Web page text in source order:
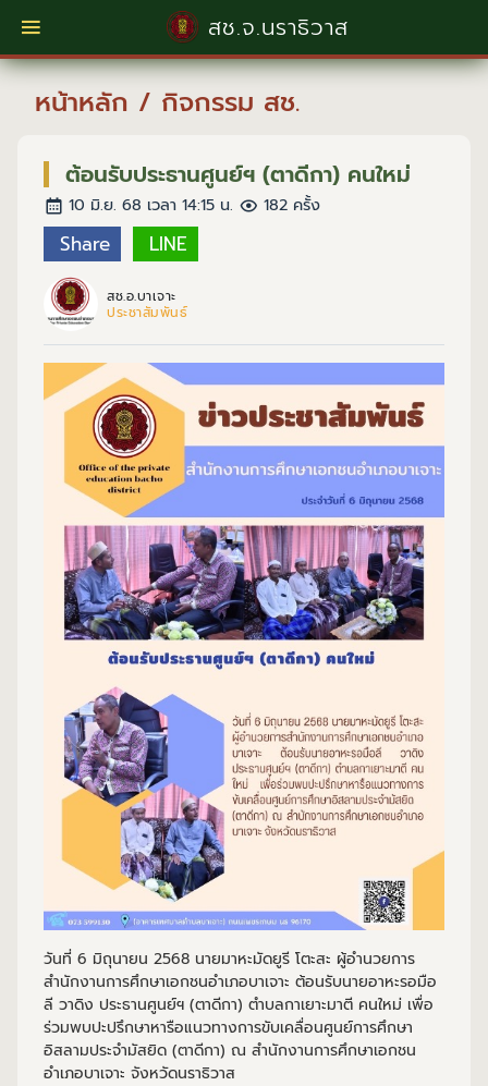
สช.จ.นราธิวาส
หน้าหลัก / กิจกรรม สช.
ต้อนรับประธานศูนย์ฯ (ตาดีกา) คนใหม่
10 มิ.ย. 68 เวลา 14:15 น. 182 ครั้ง
Share LINE
สช.อ.บาเจาะ
ประชาสัมพันธ์
วันที่ 6 มิถุนายน 2568 นายมาหะมัดยูรี โตะสะ ผู้อำนวยการ
สำนักงานการศึกษาเอกชนอำเภอบาเจาะ ต้อนรับนายอาหะรอมือ
ลี วาดิง ประธานศูนย์ฯ (ตาดีกา) ตำบลกาเยาะมาตี คนใหม่ เพื่อ
ร่วมพบปะปรึกษาหารือแนวทางการขับเคลื่อนศูนย์การศึกษา
อิสลามประจำมัสยิด (ตาดีกา) ณ สำนักงานการศึกษาเอกชน
อำเภอบาเจาะ จังหวัดนราธิวาส